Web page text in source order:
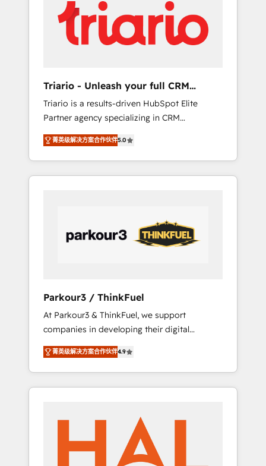
your business. If not now, when?
strategies for driving growth. They are
committed to helping our customers grow
and finding solutions that fit their unique
business needs. We are thrilled to have Blue
HubSpot “Our experience with the team at
Blue Frog has been nothing short of
extraordinary. Their years of experience and
quality of skilled staff has earned them a
trusted reputation within the HubSpot
ecosystem as a reliable partner capable of
delivering remarkable experiences for our
Triario - Unleash your full CRM
potential
Triario is a results-driven HubSpot Elite
Partner agency specializing in CRM
implementations & migrations, Revenue
Operations, Custom Integrations, Custom AI
agents and AI-ready Website Design With
over 15 years of experience, we help
through smart automation, data hygiene, and
tailored HubSpot solutions. Our clients
choose us because we blend the expertise of
Our Services: HubSpot implementations &
data migration Custom AI agents Revenue
Operations API integrations AI-ready Website
design Let’s turn your CRM into your growth
engine!
菁英级解决方案合作伙伴5.0
Parkour3 / ThinkFuel
At Parkour3 & ThinkFuel, we support
companies in developing their digital
strategies by leveraging technologies and
automating their marketing and sales
processes to generate growth. Our offer
spans from Strategy to Operations. We
implementation, web design, sales &
marketing automation, and digital marketing.
With extensive experience working with tech
companies and manufacturers since 2002,
菁英级解决方案合作伙伴4.9